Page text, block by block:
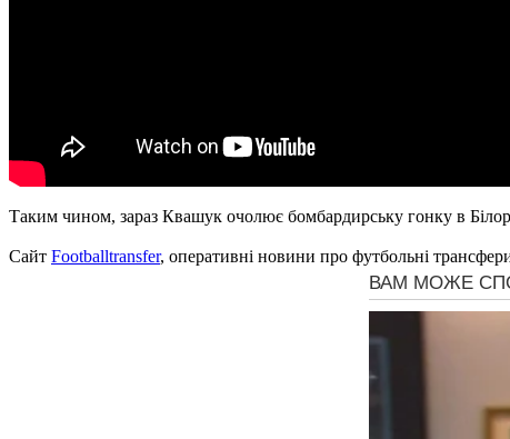
Таким чином, зараз Квашук очолює бомбардирську гонку в
Сайт Footballtransfer, оперативні новини про футбольні